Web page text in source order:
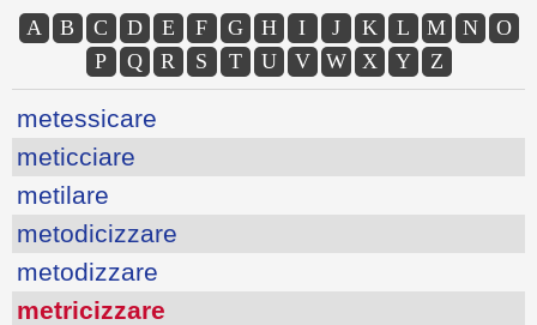
A B C D E F G H I J K L M N
O
P
Q R S T U V W X Y Z
metessicare
meticciare
metilare
metodicizzare
metodizzare
metricizzare